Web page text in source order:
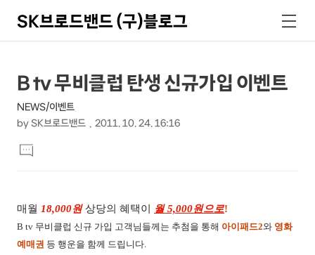
SK브로드밴드 (구)블로그
색
메
뉴
상
세
컨
텐
본
문
제
목
B tv 무비클럽 탄생 신규가입 이벤트
NEWS/이벤트
by SK브로드밴드 2011. 10. 24. 16:16
문
댓
글
매월 18,000원 상당의 혜택이 월 5,000원으로!
B tv 무비클럽 신규 가입 고객님들께는 추첨을 통해 아이패드2와 영화
예매권 등 행운을 함께 드립니다.